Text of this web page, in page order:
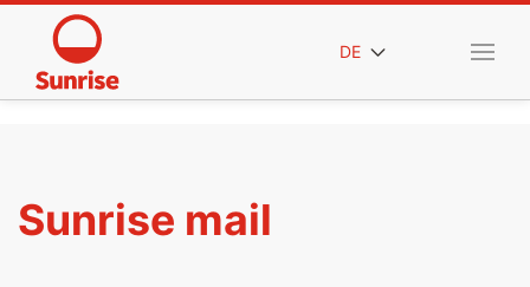
DE
Sunrise mail